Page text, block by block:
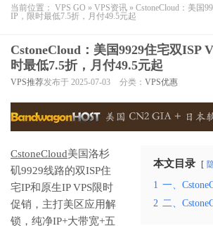
当前位置： VPS GO » VPS资讯 » CstoneCloud：美国
IP，限时最低7.5折，月付49.5元起
CstoneCloud：美国9929住宅双ISP
时最低7.5折，月付49.5元起
VPS推荐发布于 2025-07-03 分类： VPS优惠
本文目录
1 一、
2 二、
CstoneCloud美国洛杉
矶9929线路的双ISP住
宅IP和原生IP VPS限时
促销，主打美区应用解
锁，纯净IP+大带宽+五